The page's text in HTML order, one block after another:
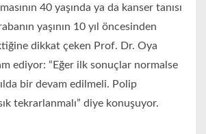
40 yaşında ya da kanser tanısı
yaşının 10 yıl öncesinden
dikkat çeken Prof. Dr. Oya
ediyor: “Eğer ilk sonuçlar normalse
bir devam edilmeli. Polip
tekrarlanmalı” diye konuşuyor.